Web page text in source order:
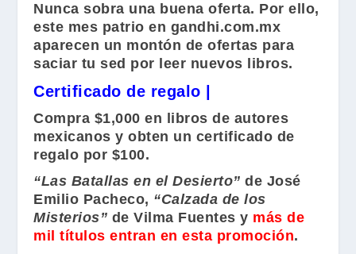
Nunca sobra una buena oferta. Por ello,
este mes patrio en gandhi.com.mx
aparecen un montón de ofertas para
saciar tu sed por leer nuevos libros.
Certificado de regalo |
Compra $1,000 en libros de autores
mexicanos y obten un certificado de
regalo por $100.
“Las Batallas en el Desierto” de José
Emilio Pacheco, “Calzada de los
Misterios” deVilma Fuentes y más de
mil títulos entran en esta promoción.